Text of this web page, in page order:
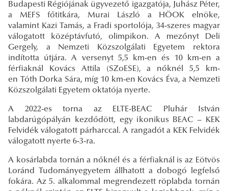
Budapesti Régiójának ügyvezető igazgatója, Juhász Péter,
a MEFS főtitkára, Murai László a HÖOK elnöke,
valamint Kazi Tamás, a Fradi sportolója, 34-szeres magyar
válogatott középtávfutó, olimpikon. A mezőnyt Deli
Gergely, a Nemzeti Közszolgálati Egyetem rektora
indította útjára. A versenyt 5,5 km-en és 10 km-en a
férfiaknál Kovács Attila (SZoESE), a nőknél 5,5 km-
en Tóth Dorka Sára, míg 10 km-en Kovács Éva, a Nemzeti
Közszolgálati Egyetem oktatója nyerte.
A 2022-es torna az ELTE-BEAC Pluhár István
labdarúgópályán kezdődött, egy ikonikus BEAC – KEK
Felvidék válogatott párharccal. A rangadót a KEK Felvidék
válogatott nyerte 6-3-ra.
A kosárlabda tornán a nőknél és a férfiaknál is az Eötvös
Loránd Tudományegyetem állhatott a dobogó legfelső
fokára. Az 5. alkalommal megrendezett röplabda tornán